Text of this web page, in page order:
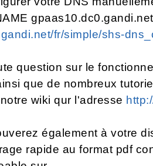
fr/simple/shs-
question sur le
que de nombreux
wiki qur l'adresse
également à votre
rapide au format pdf